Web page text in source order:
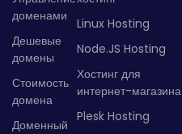
доменами
Дешевые
домены
Стоимость
домена
Доменный
Linux Hosting
Node.JS Hosting
Хостинг для
интернет-магазина
Plesk Hosting